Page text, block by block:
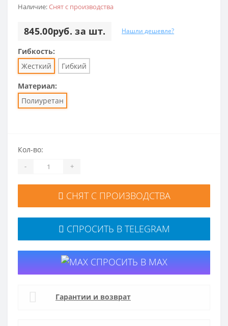
Наличие:Снят с производства
845.00руб. за шт. Нашли дешевле?
Гибкость:
Жесткий
Гибкий
Материал:
Полиуретан
Кол-во:
- +
СНЯТ С ПРОИЗВОДСТВА
СПРОСИТЬ В TELEGRAM
СПРОСИТЬ В MAX
Гарантии и возврат